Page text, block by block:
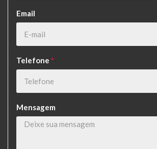
Email
Telefone *
Mensagem